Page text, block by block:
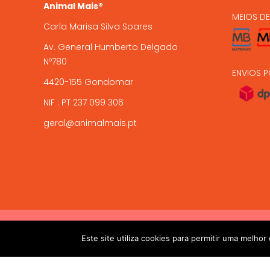
Animal Mais®
Carla Marisa Silva Soares
Av. General Humberto Delgado
Nº780
4420-155 Gondomar
NIF : PT 237 099 306
geral@animalmais.pt
MEIOS
ENVIOS
2017-2024 © ANIMAL MAIS - PETSHOP ONLINE. Todos os
!! ALTAS TEMPERATURAS !! Devido ás altas temperaturas
salvaguardar a sua chegada viva.
Este site utiliza cookies para permitir uma